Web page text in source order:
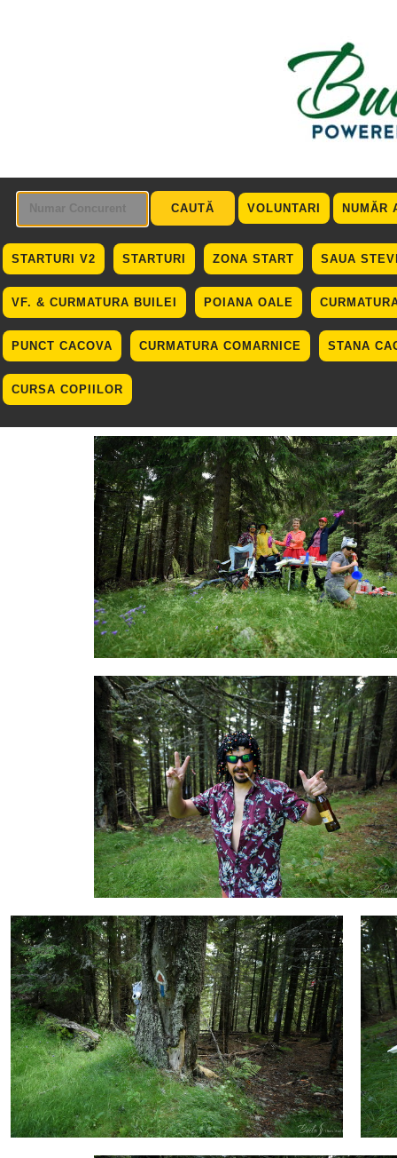
VOLUNTARI NUMĂR
STARTURI V2 STARTURI ZONA START SAUA
VF. & CURMATURA BUILEI POIANA OALE
PUNCT CACOVA CURMATURA COMARNICE STANA
CURSA COPIILOR